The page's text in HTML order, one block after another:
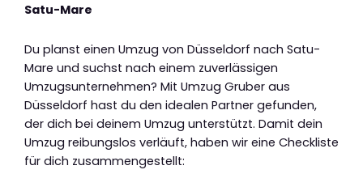
Satu-Mare
Du planst einen Umzug von Düsseldorf nach Satu-
Mare und suchst nach einem zuverlässigen
Umzugsunternehmen? Mit Umzug Gruber aus
Düsseldorf hast du den idealen Partner gefunden,
der dich bei deinem Umzug unterstützt. Damit dein
Umzug reibungslos verläuft, haben wir eine Checkliste
für dich zusammengestellt: